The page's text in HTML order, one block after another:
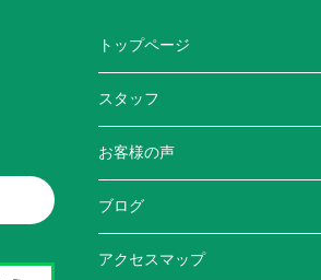
トップページ
スタッフ
お客様の声
ブログ
アクセスマップ